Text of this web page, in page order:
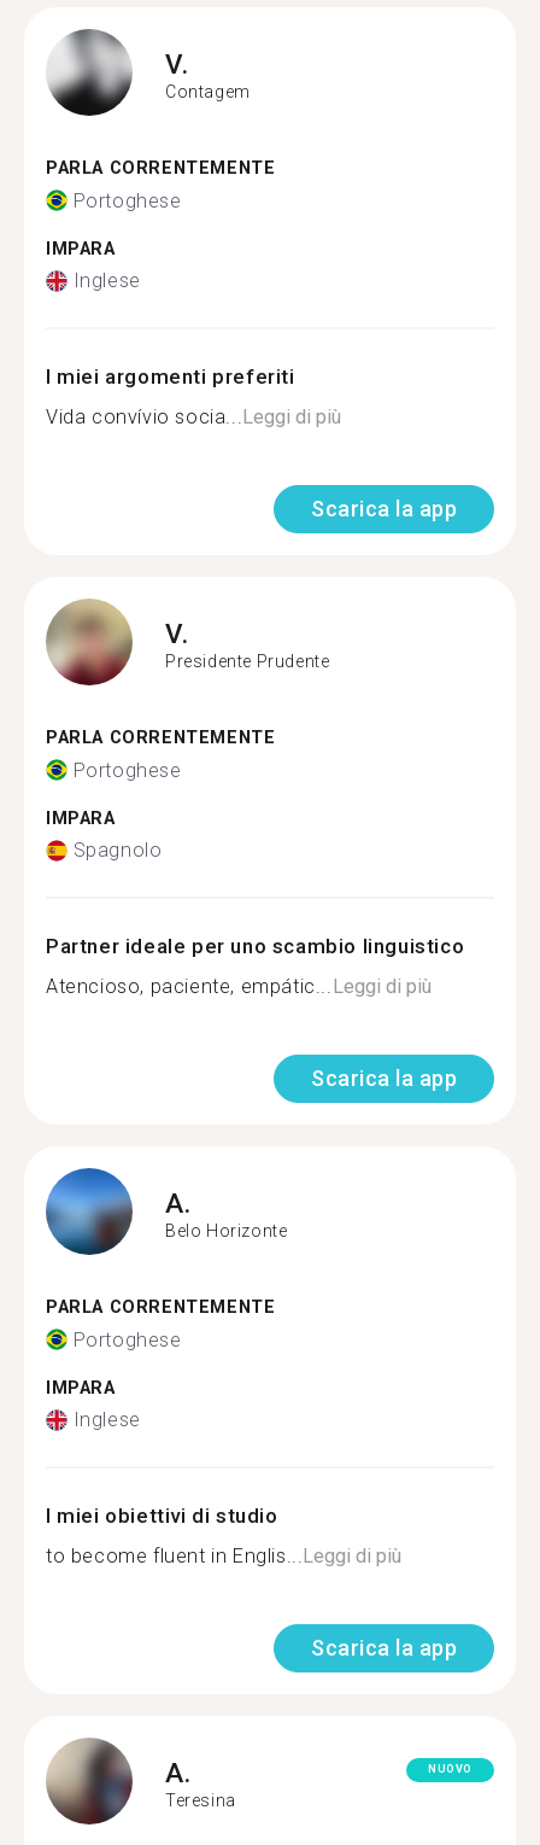
V.
Contagem
PARLA CORRENTEMENTE
Portoghese
IMPARA
Inglese
I miei argomenti preferiti
Vida convívio socia...Leggi di più
Scarica la app
V.
Presidente Prudente
PARLA CORRENTEMENTE
Portoghese
IMPARA
Spagnolo
Partner ideale per uno scambio linguistico
Atencioso, paciente, empátic...Leggi di più
Scarica la app
A.
Belo Horizonte
PARLA CORRENTEMENTE
Portoghese
IMPARA
Inglese
I miei obiettivi di studio
to become fluent in Englis...Leggi di più
Scarica la app
A.
Teresina
NUOVO